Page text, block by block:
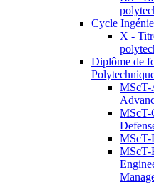
Cycle
X -
Diplôme de
MScT-
MScT-
MScT-
MScT-